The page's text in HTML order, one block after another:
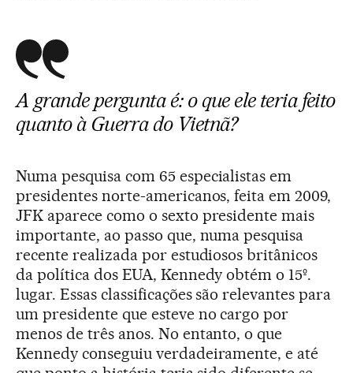
A grande pergunta é: o que ele teria feito
quanto à Guerra do Vietnã?
Numa pesquisa com 65 especialistas em
presidentes norte-americanos, feita em 2009,
JFK aparece como o sexto presidente mais
importante, ao passo que, numa pesquisa
recente realizada por estudiosos britânicos
da política dos EUA, Kennedy obtém o 15º.
lugar. Essas classificações são relevantes para
um presidente que esteve no cargo por
menos de três anos. No entanto, o que
Kennedy conseguiu verdadeiramente, e até